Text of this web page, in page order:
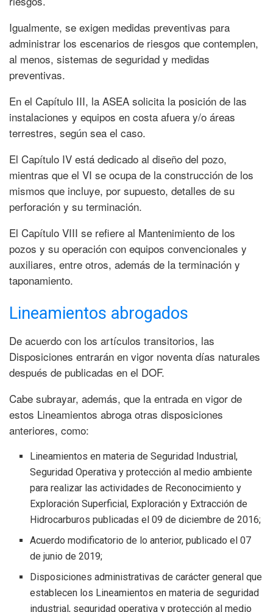
Igualmente, se exigen medidas preventivas para
administrar los escenarios de riesgos que contemplen,
al menos, sistemas de seguridad y medidas
preventivas.
En el Capítulo III, la ASEA solicita la posición de las
instalaciones y equipos en costa afuera y/o áreas
terrestres, según sea el caso.
El Capítulo IV está dedicado al diseño del pozo,
mientras que el VI se ocupa de la construcción de los
mismos que incluye, por supuesto, detalles de su
perforación y su terminación.
El Capítulo VIII se refiere al Mantenimiento de los
pozos y su operación con equipos convencionales y
auxiliares, entre otros, además de la terminación y
taponamiento.
Lineamientos abrogados
De acuerdo con los artículos transitorios, las
Disposiciones entrarán en vigor noventa días naturales
después de publicadas en el DOF.
Cabe subrayar, además, que la entrada en vigor de
estos Lineamientos abroga otras disposiciones
anteriores, como:
Lineamientos en materia de Seguridad Industrial,
Seguridad Operativa y protección al medio ambiente
para realizar las actividades de Reconocimiento y
Exploración Superficial, Exploración y Extracción de
Hidrocarburos publicadas el 09 de diciembre de 2016;
Acuerdo modificatorio de lo anterior, publicado el 07
de junio de 2019;
Disposiciones administrativas de carácter general que
establecen los Lineamientos en materia de seguridad
industrial, seguridad operativa y protección al medio